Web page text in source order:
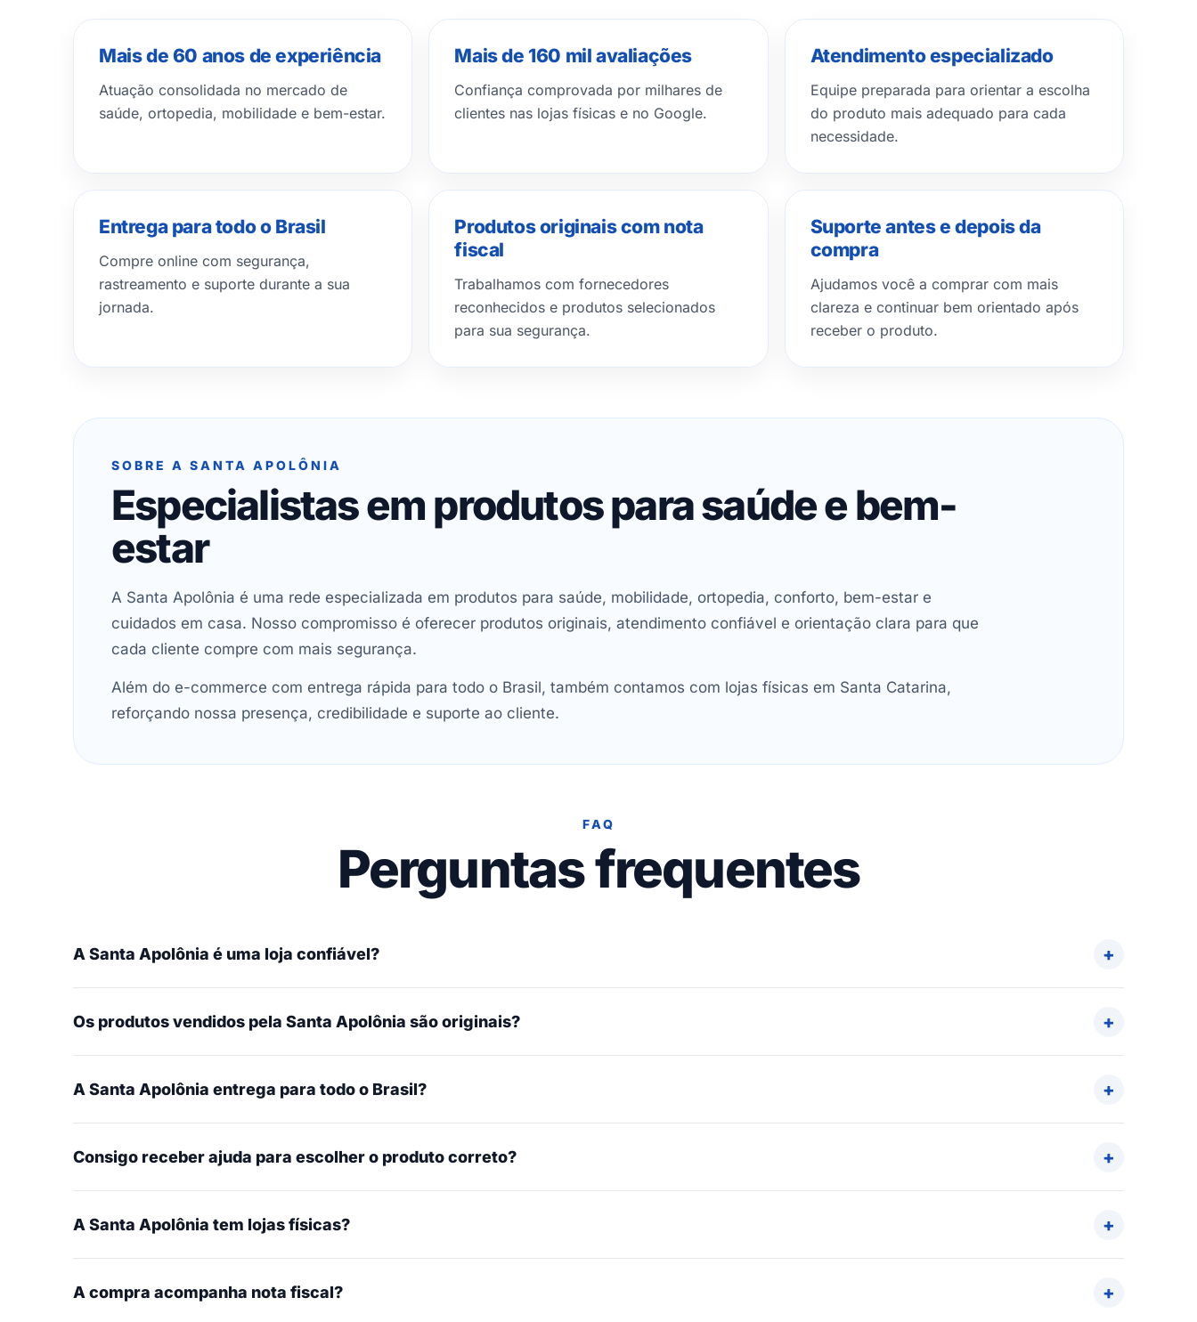
Mais de 60 anos de experiência
Atuação consolidada no mercado de
saúde, ortopedia, mobilidade e bem-estar.
Mais de 160 mil avaliações
Confiança comprovada por milhares de
clientes nas lojas físicas e no Google.
Atendimento especializado
Equipe preparada para orientar a escolha
do produto mais adequado para cada
necessidade.
Entrega para todo o Brasil
Compre online com segurança,
rastreamento e suporte durante a sua
jornada.
Produtos originais com nota
fiscal
Trabalhamos com fornecedores
reconhecidos e produtos selecionados
para sua segurança.
Suporte antes e depois da
compra
Ajudamos você a comprar com mais
clareza e continuar bem orientado após
receber o produto.
SOBRE A SANTA APOLÔNIA
Especialistas em produtos para saúde e bem-
estar
A Santa Apolônia é uma rede especializada em produtos para saúde, mobilidade, ortopedia, conforto, bem-estar e
cuidados em casa. Nosso compromisso é oferecer produtos originais, atendimento confiável e orientação clara para que
cada cliente compre com mais segurança.
Além do e-commerce com entrega rápida para todo o Brasil, também contamos com lojas físicas em Santa Catarina,
reforçando nossa presença, credibilidade e suporte ao cliente.
FAQ
Perguntas frequentes
A Santa Apolônia é uma loja confiável?
Os produtos vendidos pela Santa Apolônia são originais?
A Santa Apolônia entrega para todo o Brasil?
Consigo receber ajuda para escolher o produto correto?
A Santa Apolônia tem lojas físicas?
A compra acompanha nota fiscal?